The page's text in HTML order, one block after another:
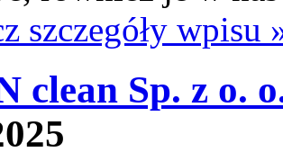
szczegóły wpisu
clean Sp. z o.